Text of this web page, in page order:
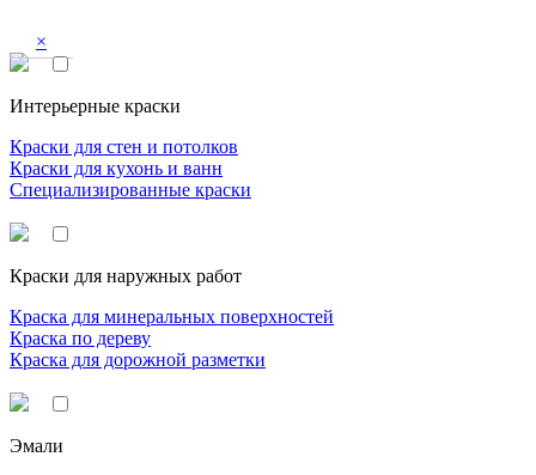
×
Интерьерные краски
Краски для стен и потолков
Краски для кухонь и ванн
Специализированные краски
Краски для наружных работ
Краска для минеральных поверхностей
Краска по дереву
Краска для дорожной разметки
Эмали